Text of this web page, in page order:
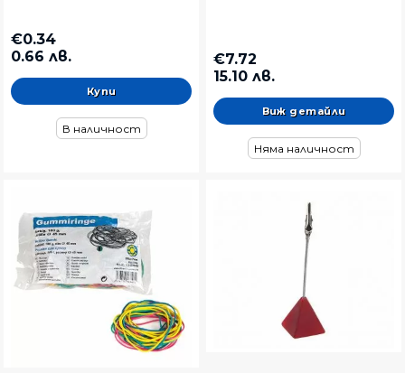
€0.34
0.66 лв.
В наличност
€7.72
15.10 лв.
Виж детайли
Няма наличност